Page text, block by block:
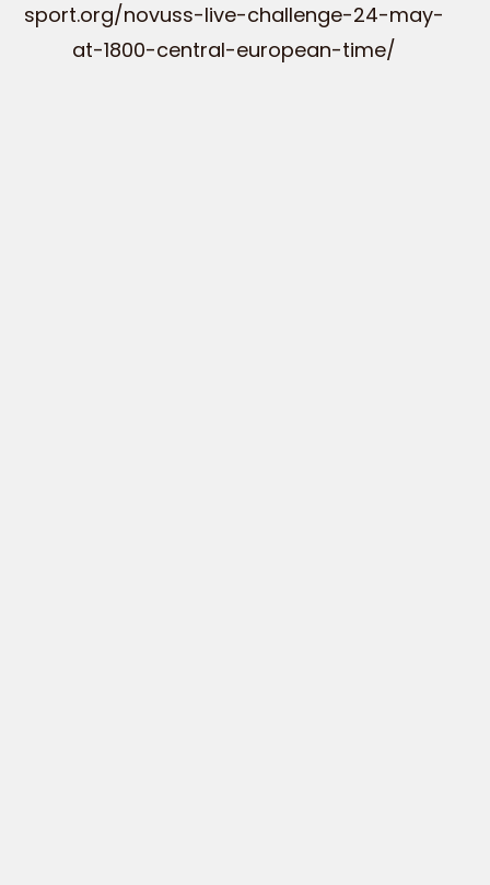
sport.org/novuss-live-challenge-24-may-
at-1800-central-european-time/